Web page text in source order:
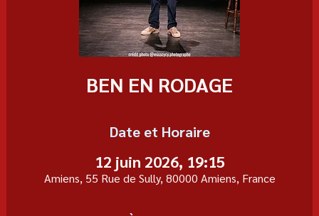
BEN EN RODAGE
Date et Horaire
12 juin 2026, 19:15
Amiens, 55 Rue de Sully, 80000 Amiens, France